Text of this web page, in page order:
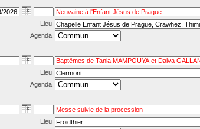
Lieu
Agenda
Lieu
Agenda
Lieu